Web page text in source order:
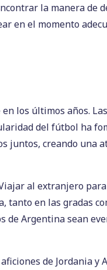
la manera de
en el momento
los últimos años.
del fútbol ha
juntos, creando una
al extranjero
en las gradas
de Argentina sean
de Jordania y